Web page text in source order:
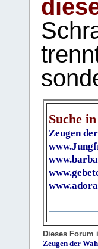
Suche
Zeugen
Dieses Forum
Zeugen der